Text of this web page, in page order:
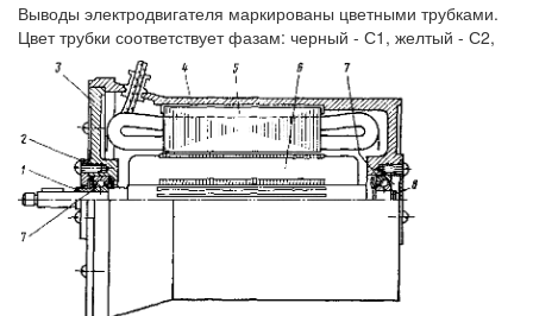
Выводы электродвигателя маркированы цветными трубками.
Цвет трубки соответствует фазам: черный - С1, желтый - С2,